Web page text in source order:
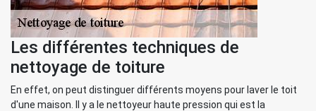
Les différentes techniques de
nettoyage de toiture
En effet, on peut distinguer différents moyens pour laver le toit
d'une maison. Il y a le nettoyeur haute pression qui est la